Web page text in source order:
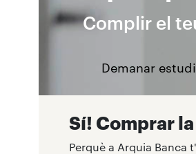
Complir el
Demanar
Sí! Comprar
Perquè a Arquia